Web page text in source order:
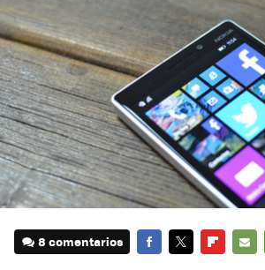
8 comentarios